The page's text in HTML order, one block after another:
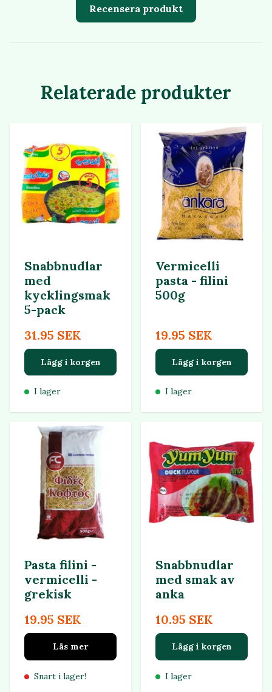
Recensera produkt
Relaterade produkter
Snabbnudlar
med
kycklingsmak
5-pack
31.95 SEK
Lägg i korgen
I lager
Vermicelli
pasta - filini
500g
19.95 SEK
Lägg i korgen
I lager
Pasta filini -
vermicelli -
grekisk
19.95 SEK
Läs mer
Snart i lager!
Snabbnudlar
med smak av
anka
10.95 SEK
Lägg i korgen
I lager